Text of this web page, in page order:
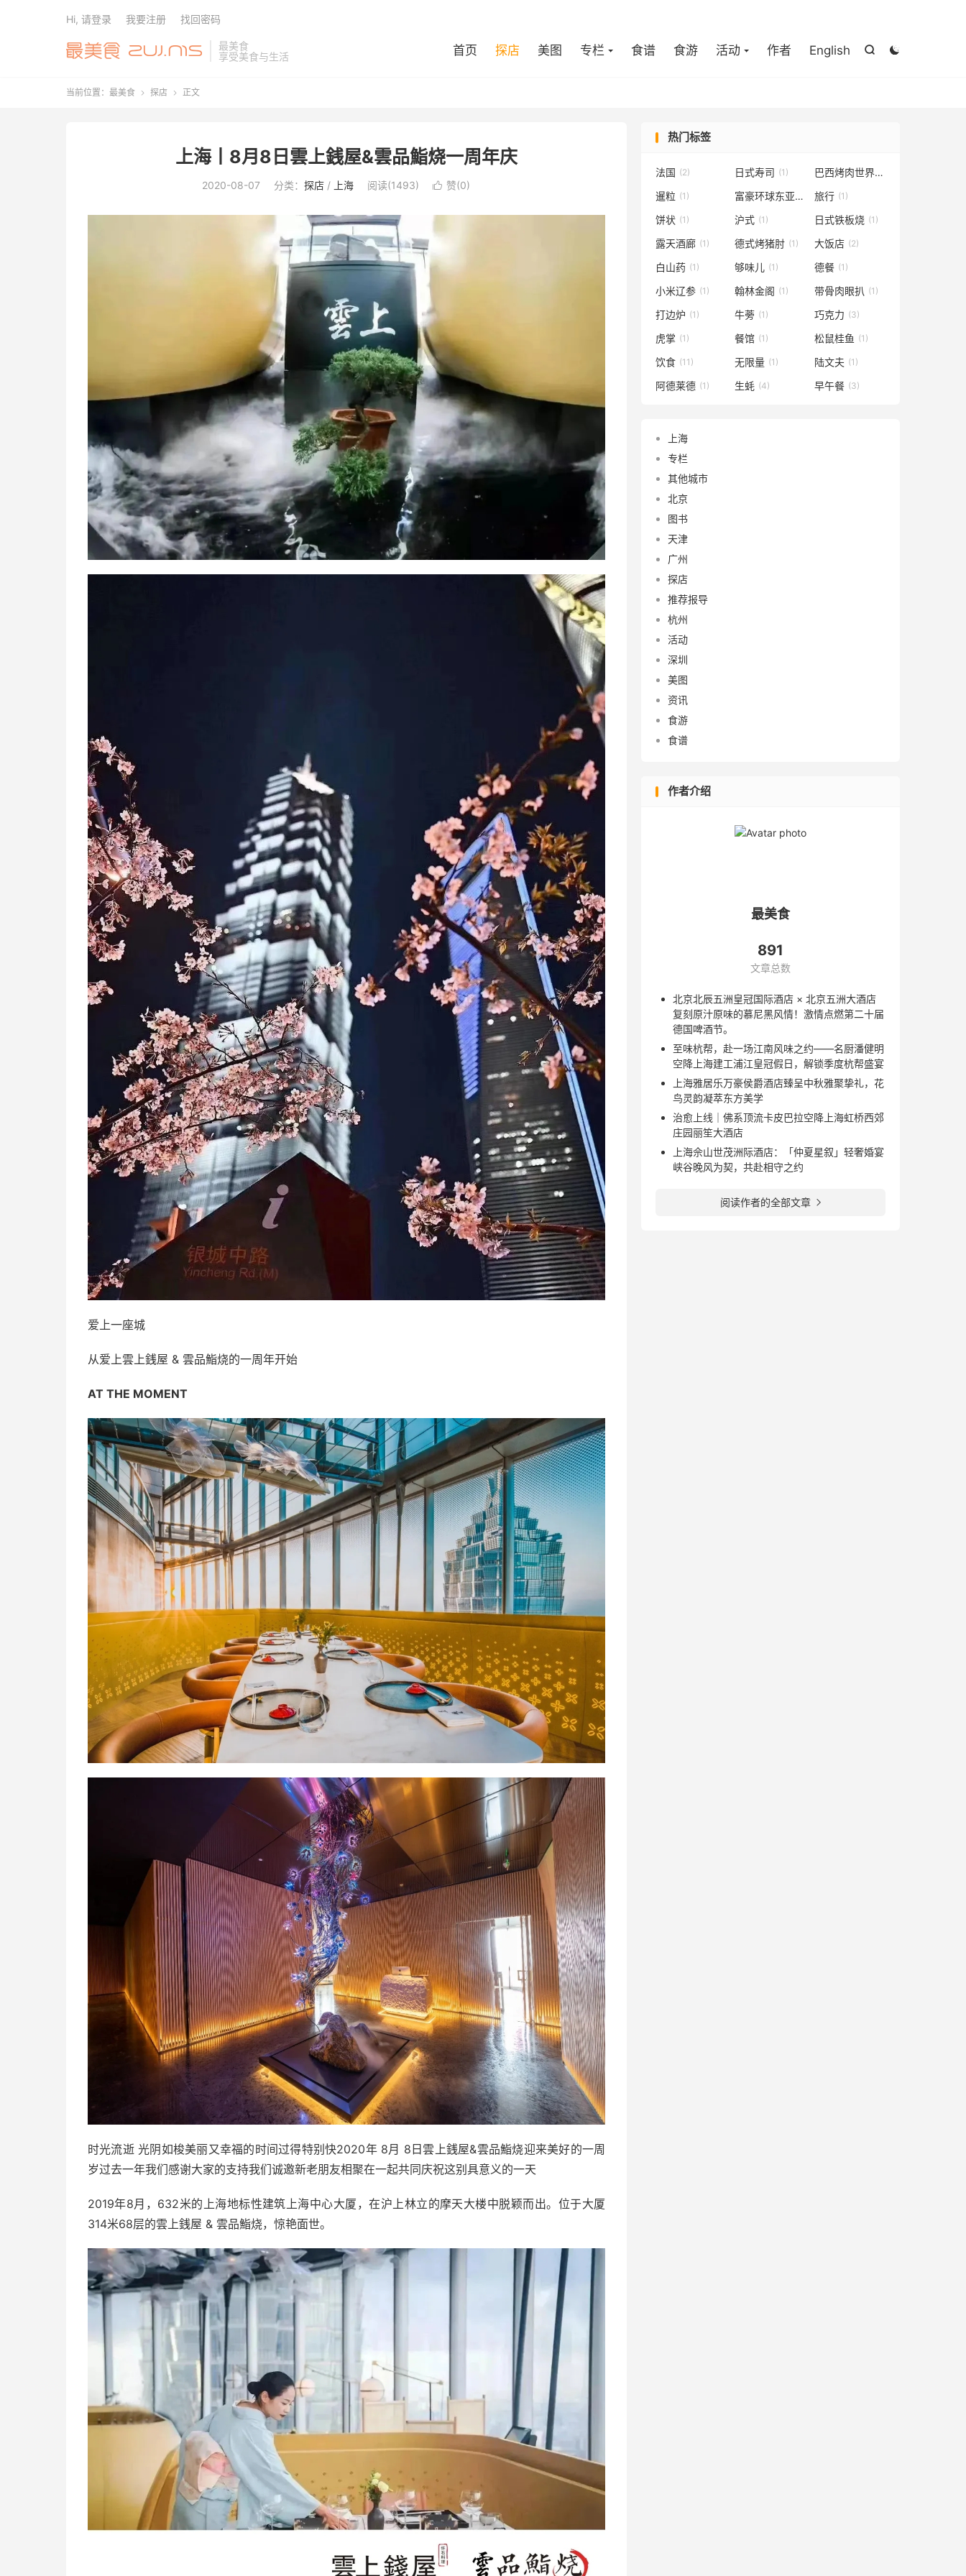
最美食
享受美食与生活


首页 探店 美图 专栏 食谱 食游 活动 作者 English
Hi, 请登录 我要注册 找回密码
当前位置： 最美食  探店  正文
上海丨8月8日雲上銭屋&雲品鮨烧一周年庆
2020-08-07 分类： 探店/ 上海 阅读(1493)  赞(0)
爱上一座城
从爱上雲上銭屋 & 雲品鮨烧的一周年开始
AT THE MOMENT
时光流逝 光阴如梭美丽又幸福的时间过得特别快2020年 8月 8日雲上銭屋&雲品鮨烧迎来美好的一周
岁过去一年我们感谢大家的支持我们诚邀新老朋友相聚在一起共同庆祝这别具意义的一天
2019年8月，632米的上海地标性建筑上海中心大厦，在沪上林立的摩天大楼中脱颖而出。位于大厦
314米68层的雲上銭屋 & 雲品鮨烧，惊艳面世。
热门标签
法国 (2) 日式寿司 (1) 巴西烤肉世界杯
暹粒 (1) 富豪环球东亚酒店 (1)
旅行 (1)
饼状 (1) 沪式 (1) 日式铁板烧 (1)
露天酒廊 (1) 德式烤猪肘 (1) 大饭店 (2)
白山药 (1) 够味儿 (1) 德餐 (1)
小米辽参 (1) 翰林金阁 (1) 带骨肉眼扒 (1)
打边炉 (1) 牛蒡 (1) 巧克力 (3)
虎掌 (1) 餐馆 (1) 松鼠桂鱼 (1)
饮食 (11) 无限量 (1) 陆文夫 (1)
阿德莱德 (1) 生蚝 (4) 早午餐 (3)
上海
专栏
其他城市
北京
图书
天津
广州
探店
推荐报导
杭州
活动
深圳
美图
资讯
食游
食谱
作者介绍
最美食
891
文章总数
北京北辰五洲皇冠国际酒店 × 北京五洲大酒店
复刻原汁原味的慕尼黑风情！激情点燃第二十届
德国啤酒节。
至味杭帮，赴一场江南风味之约——名厨潘健明
空降上海建工浦江皇冠假日，解锁季度杭帮盛宴
上海雅居乐万豪侯爵酒店臻呈中秋雅聚挚礼，花
鸟灵韵凝萃东方美学
治愈上线｜佛系顶流卡皮巴拉空降上海虹桥西郊
庄园丽笙大酒店
上海佘山世茂洲际酒店：「仲夏星叙」轻奢婚宴
峡谷晚风为契，共赴相守之约
阅读作者的全部文章 